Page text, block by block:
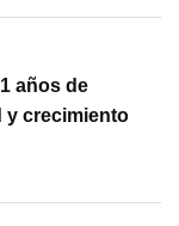
años de
y crecimiento